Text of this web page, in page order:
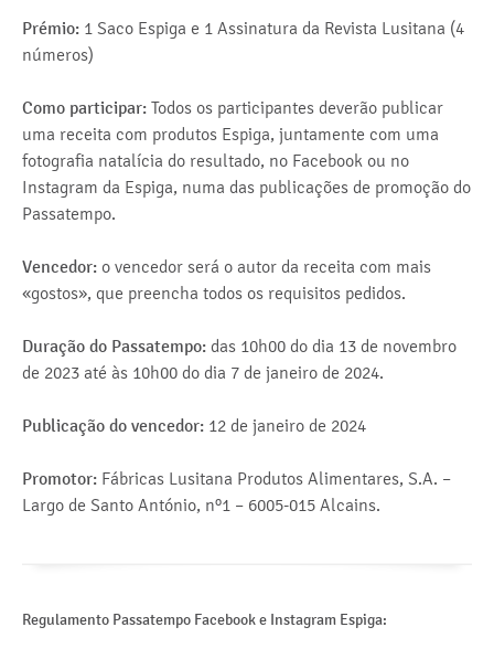
Prémio: 1 Saco Espiga e 1 Assinatura da Revista Lusitana (4
números)
Como participar: Todos os participantes deverão publicar
uma receita com produtos Espiga, juntamente com uma
fotografia natalícia do resultado, no Facebook ou no
Instagram da Espiga, numa das publicações de promoção do
Passatempo.
Vencedor: o vencedor será o autor da receita com mais
«gostos», que preencha todos os requisitos pedidos.
Duração do Passatempo: das 10h00 do dia 13 de novembro
de 2023 até às 10h00 do dia 7 de janeiro de 2024.
Publicação do vencedor: 12 de janeiro de 2024
Promotor: Fábricas Lusitana Produtos Alimentares, S.A. –
Largo de Santo António, nº1 – 6005-015 Alcains.
Regulamento Passatempo Facebook e Instagram Espiga: